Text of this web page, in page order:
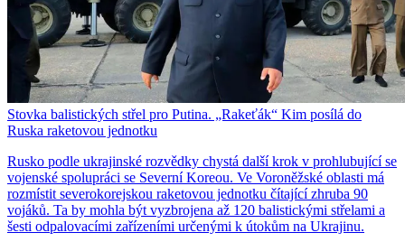
Stovka balistických střel pro Putina. „Rakeťák“ Kim posílá do
Ruska raketovou jednotku
Rusko podle ukrajinské rozvědky chystá další krok v prohlubující se
vojenské spolupráci se Severní Koreou. Ve Voroněžské oblasti má
rozmístit severokorejskou raketovou jednotku čítající zhruba 90
vojáků. Ta by mohla být vyzbrojena až 120 balistickými střelami a
šesti odpalovacími zařízeními určenými k útokům na Ukrajinu.